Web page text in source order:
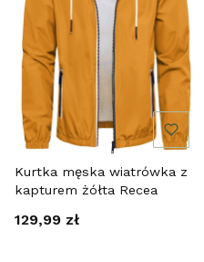
Kurtka męska wiatrówka z
kapturem żółta Recea
Cena
129,99 zł